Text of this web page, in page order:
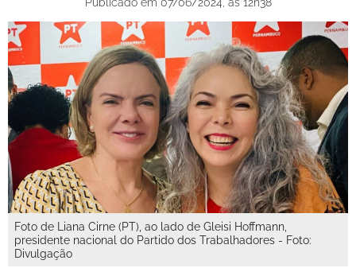
Foto de Liana Cirne (PT), ao lado de Gleisi Hoffmann,
presidente nacional do Partido dos Trabalhadores - Foto:
Divulgação